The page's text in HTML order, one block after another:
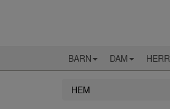
BARN DAM HERR
HEM